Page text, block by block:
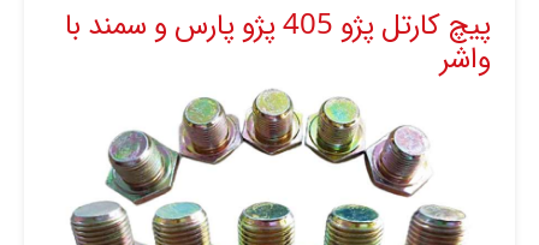
پیچ کارتل پژو 405 پژو پارس و سمند با
واشر